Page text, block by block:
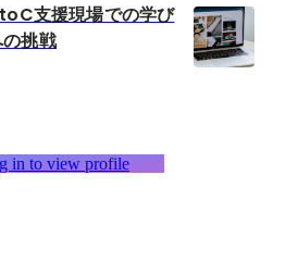
支援現場での学び
挑戦
in to view profile